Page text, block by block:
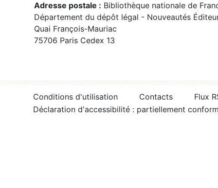
Adresse postale : Bibliothèque nationale de
Département du dépôt légal - Nouveautés
Quai François-Mauriac
75706 Paris Cedex 13
Conditions d'utilisation Contacts
Flux
Déclaration d'accessibilité : partiellement